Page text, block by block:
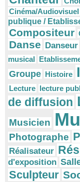
Cinéma/Audiovisuel
publique /
Compositeur
Danse Danseur
musical
Groupe Histoire
Lecture lecture
de diffusion
Musicien
Photographe
Réalisateur
d'exposition
Sculpteur